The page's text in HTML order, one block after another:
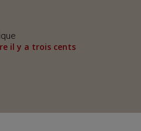
il y a trois cents